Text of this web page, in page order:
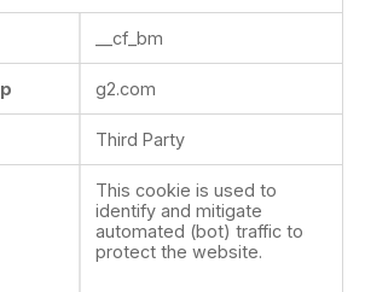
__cf_bm
g2.com
Third Party
This cookie is used to
identify and mitigate
automated (bot) traffic to
protect the website.